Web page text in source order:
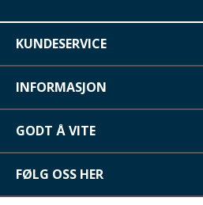
KUNDESERVICE
INFORMASJON
GODT Å VITE
FØLG OSS HER